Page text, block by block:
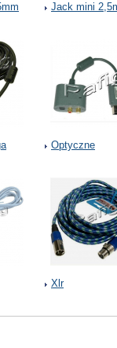
Jack mini
Optyczne
Xlr